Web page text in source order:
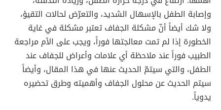
وإصابة الطفل بالإسهال الشديد، والتعرّض لحالات التقيؤ،
ولا شك أيضاً أنّ مشكلة الجفاف تعتبر مشكلة في غاية
الخطورة إذا لم تمت معالجتها فوراً، ويجب على الأم مراجعة
الطبيب فوراً عند ملاحظة أي علامات وأعراض للجفاف عند
الطفل، والتي سيتمّ الحديث عنها في هذا المقال، وأيضاً
سيتم الحديث عن محلول الجفاف وأهميته وطرق تحضيره
يدوياً.